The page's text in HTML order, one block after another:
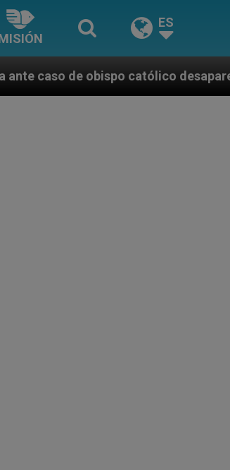
ES
desaparecido por la dictadura